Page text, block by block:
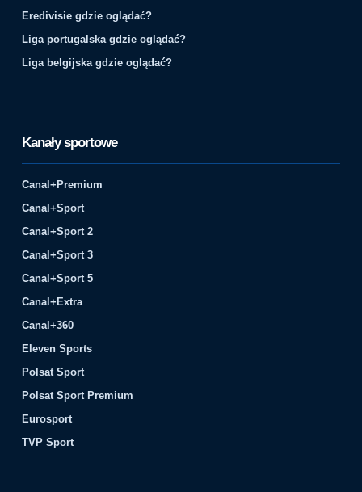
Eredivisie gdzie oglądać?
Liga portugalska gdzie oglądać?
Liga belgijska gdzie oglądać?
Kanały sportowe
Canal+Premium
Canal+Sport
Canal+Sport 2
Canal+Sport 3
Canal+Sport 5
Canal+Extra
Canal+360
Eleven Sports
Polsat Sport
Polsat Sport Premium
Eurosport
TVP Sport